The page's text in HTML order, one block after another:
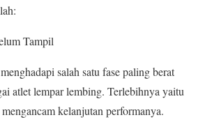
Tampil
salah satu fase paling berat
atlet lempar lembing. Terlebihnya yaitu
kelanjutan performanya.